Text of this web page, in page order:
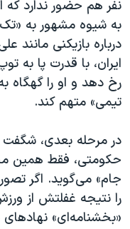
نفر هم حضور ندارد که
به شیوه مشهور به
درباره بازیکنی مانند
ایران، با قدرت پا به
رخ دهد و او را گهگاه
تیمی» متهم کند.
در مرحله بعدی،
حکومتی، فقط همین
جام» می‌گوید. اگر
را نتیجه غفلتش از
«بخشنامه‌ای»